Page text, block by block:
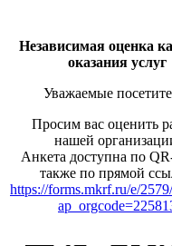
Независимая оценка
оказания услуг
Уважаемые
Просим вас оценить
нашей
Анкета доступна по
также по прямой
https://forms.mkrf.ru/e/